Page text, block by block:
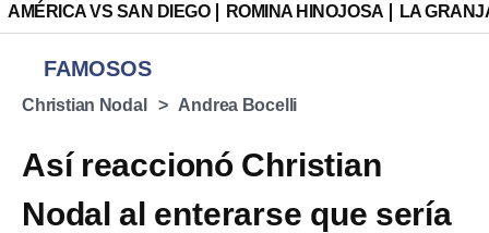
AMÉRICA VS SAN DIEGO ROMINA HINOJOSA LA
FAMOSOS
Christian Nodal Andrea Bocelli
Así reaccionó Christian
Nodal al enterarse que sería